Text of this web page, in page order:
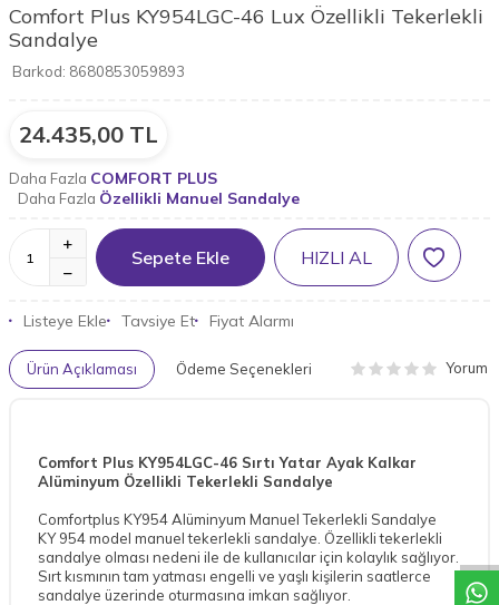
Comfort Plus KY954LGC-46 Lux Özellikli Tekerlekli
Sandalye
Barkod: 8680853059893
24.435,00 TL
Daha Fazla COMFORT PLUS
Daha Fazla Özellikli Manuel Sandalye
Sepete Ekle HIZLI AL
Listeye Ekle Tavsiye Et Fiyat Alarmı
Ürün Açıklaması Ödeme Seçenekleri Yorum
Comfort Plus KY954LGC-46 Sırtı Yatar Ayak Kalkar
Alüminyum Özellikli Tekerlekli Sandalye
Comfortplus KY954 Alüminyum Manuel Tekerlekli Sandalye
KY 954 model manuel tekerlekli sandalye. Özellikli tekerlekli
sandalye olması nedeni ile de kullanıcılar için kolaylık sağlıyor.
Sırt kısmının tam yatması engelli ve yaşlı kişilerin saatlerce
sandalye üzerinde oturmasına imkan sağlıyor.